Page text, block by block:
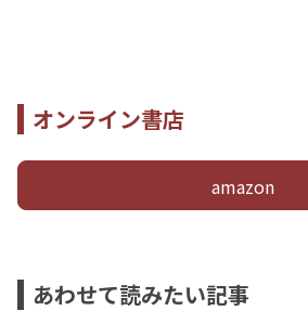
オンライン書店
amazon
あわせて読みたい記事